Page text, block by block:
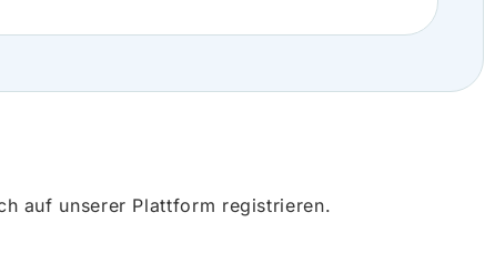
auf unserer Plattform registrieren.